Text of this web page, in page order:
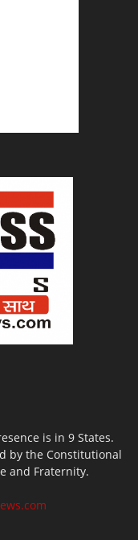
is in 9 States.
by the Constitutional
and Fraternity.